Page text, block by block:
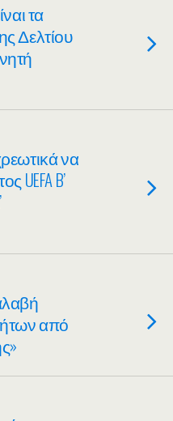
τα
Δελτίου
να
UEFA B’
από